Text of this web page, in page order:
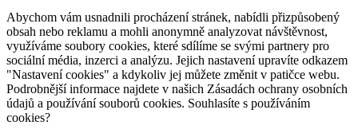
Abychom vám usnadnili procházení stránek, nabídli přizpůsobený
obsah nebo reklamu a mohli anonymně analyzovat návštěvnost,
využíváme soubory cookies, které sdílíme se svými partnery pro
sociální média, inzerci a analýzu. Jejich nastavení upravíte odkazem
"Nastavení cookies" a kdykoliv jej můžete změnit v patičce webu.
Podrobnější informace najdete v našich Zásadách ochrany osobních
údajů a používání souborů cookies. Souhlasíte s používáním
cookies?